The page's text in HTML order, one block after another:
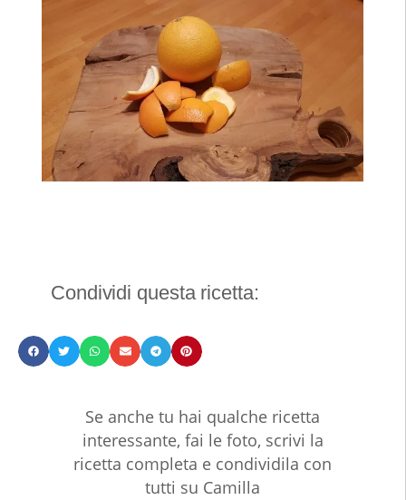
Condividi questa ricetta:
Se anche tu hai qualche ricetta
interessante, fai le foto, scrivi la
ricetta completa e condividila con
tutti su Camilla